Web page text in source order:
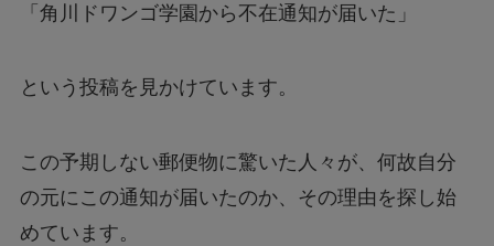
「角川ドワンゴ学園から不在通知が届いた」
という投稿を見かけています。
この予期しない郵便物に驚いた人々が、何故自分
の元にこの通知が届いたのか、その理由を探し始
めています。